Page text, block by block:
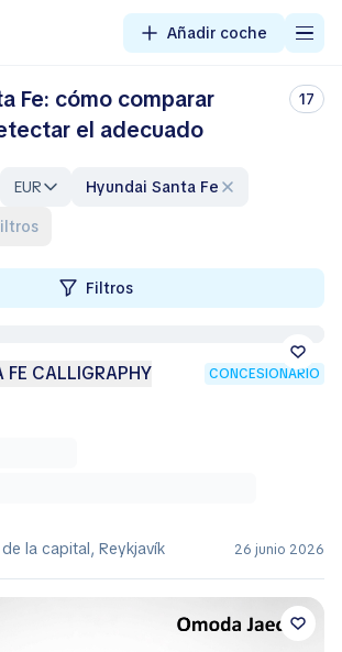
Añadir coche
Fe: cómo comparar
el adecuado
17
EUR
Hyundai Santa Fe
Filtros
FE CALLIGRAPHY CONCESIONARIO
la capital, Reykjavík
26 junio 2026